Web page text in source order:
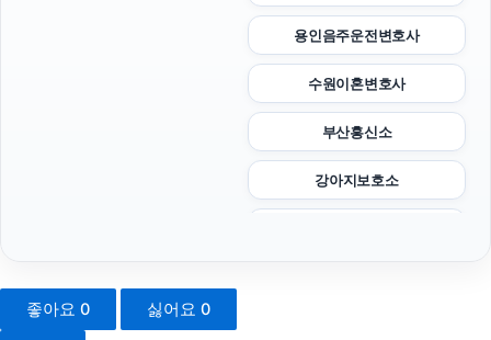
용인음주운전변호사
수원이혼변호사
부산흥신소
강아지보호소
좋아요 0 싫어요 0